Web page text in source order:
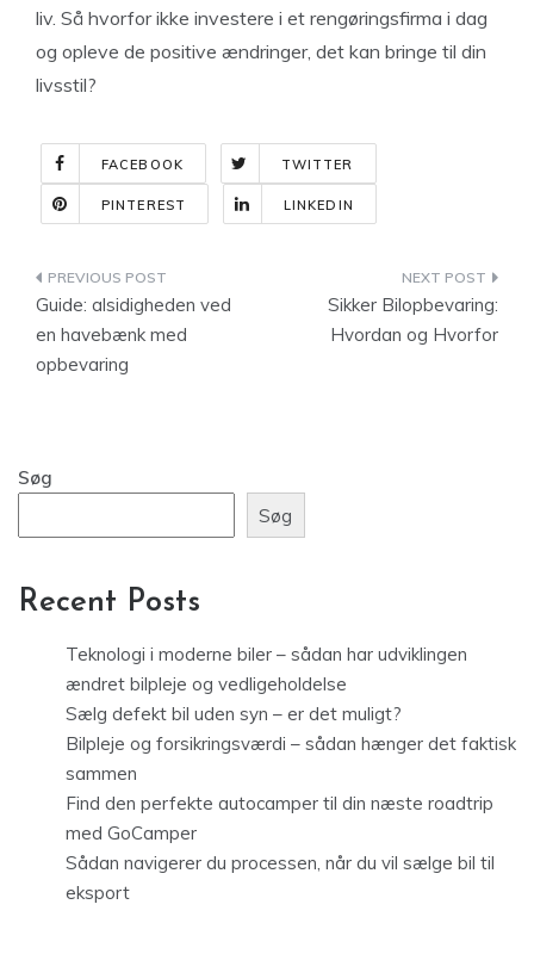
liv. Så hvorfor ikke investere i et rengøringsfirma i dag
og opleve de positive ændringer, det kan bringe til din
livsstil?
FACEBOOK TWITTER
PINTEREST LINKEDIN
Indlægsnavigation
Guide: alsidigheden ved
en havebænk med
opbevaring
Sikker Bilopbevaring:
Hvordan og Hvorfor
Søg
Søg
Recent Posts
Teknologi i moderne biler – sådan har udviklingen
ændret bilpleje og vedligeholdelse
Sælg defekt bil uden syn – er det muligt?
Bilpleje og forsikringsværdi – sådan hænger det faktisk
sammen
Find den perfekte autocamper til din næste roadtrip
med GoCamper
Sådan navigerer du processen, når du vil sælge bil til
eksport